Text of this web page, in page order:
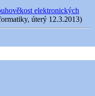
elektronických
úterý 12.3.2013)